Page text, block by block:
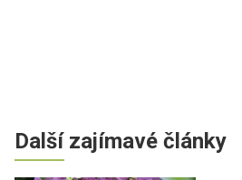
Další zajímavé články